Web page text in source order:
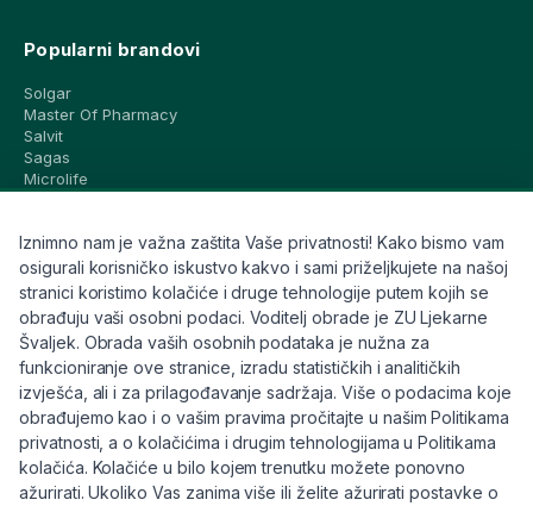
Popularni brandovi
Solgar
Master Of Pharmacy
Salvit
Sagas
Microlife
CeraVe
Eucerin
Avene
Bioderma
Svi brandovi
Info
Trebate pomoć ili imate pitanja?
+385 91 6191 901
info@eljekarna24.hr
Iznimno nam je važna zaštita Vaše privatnosti! Kako bismo vam
osigurali korisničko iskustvo kakvo i sami priželjkujete na našoj
stranici koristimo kolačiće i druge tehnologije putem kojih se
obrađuju vaši osobni podaci. Voditelj obrade je ZU Ljekarne
Švaljek. Obrada vaših osobnih podataka je nužna za
funkcioniranje ove stranice, izradu statističkih i analitičkih
izvješća, ali i za prilagođavanje sadržaja. Više o podacima koje
obrađujemo kao i o vašim pravima pročitajte u našim Politikama
privatnosti, a o kolačićima i drugim tehnologijama u Politikama
kolačića. Kolačiće u bilo kojem trenutku možete ponovno
ažurirati. Ukoliko Vas zanima više ili želite ažurirati postavke o